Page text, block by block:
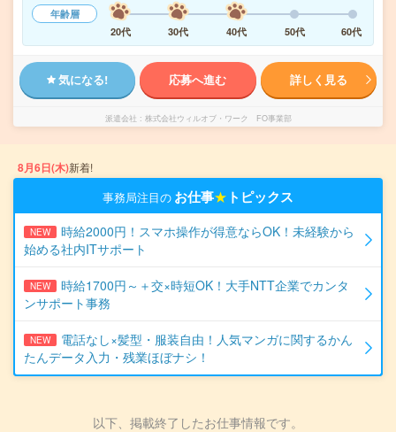
年齢層
20代
30代 40代 50代 60代
気になる! 応募へ進む 詳しく見る
派遣会社 株式会社ウィルオブ・ワーク FO事業部
8月6日(木)新着!
事務局注目の お仕事★ トピックス
NEW
時給2000円！スマホ操作が得意ならOK！未経験から
始める社内ITサポート
NEW
時給1700円～＋交×時短OK！大手NTT企業でカンタ
ンサポート事務
NEW
電話なし×髪型・服装自由！人気マンガに関するかん
たんデータ入力・残業ほぼナシ！
以下、掲載終了したお仕事情報です。